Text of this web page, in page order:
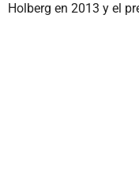
Holberg en 2013 y el